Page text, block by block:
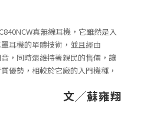
真無線耳機，它雖然是入
耳機的單體技術，並且經由
，同時還維持著親民的售價，讓
優勢，相較於它廠的入門機種，
文╱蘇雍翔